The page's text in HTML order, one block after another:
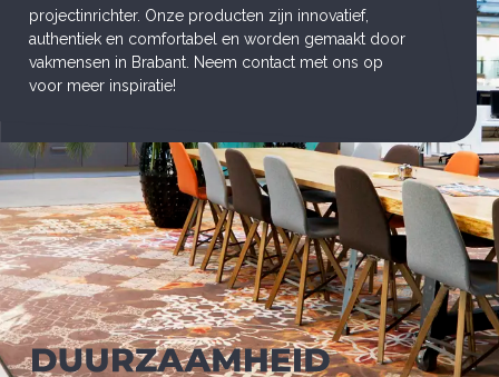
projectinrichter. Onze producten zijn innovatief,
authentiek en comfortabel en worden gemaakt door
vakmensen in Brabant. Neem contact met ons op
voor meer inspiratie!